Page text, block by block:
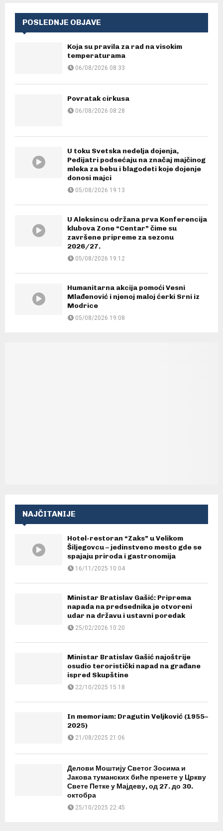
POSLEDNJE OBJAVE
Koja su pravila za rad na visokim
temperaturama
06/08/2026 08:33
Povratak cirkusa
06/08/2026 08:28
U toku Svetska nedelja dojenja,
Pedijatri podsećaju na značaj majčinog
mleka za bebu i blagodeti koje dojenje
donosi majci
05/08/2026 19:13
U Aleksincu održana prva Konferencija
klubova Zone “Centar” čime su
završene pripreme za sezonu
2026/27.
05/08/2026 19:12
Humanitarna akcija pomoći Vesni
Mlađenović i njenoj maloj ćerki Srni iz
Modrice
05/08/2026 19:08
NAJČITANIJE
Hotel-restoran “Zaks” u Velikom
Šiljegovcu – jedinstveno mesto gde se
spajaju priroda i gastronomija
16/11/2025 10:04
Ministar Bratislav Gašić: Priprema
napada na predsednika je otvoreni
udar na državu i ustavni poredak
25/02/2026 10:20
Ministar Bratislav Gašić najoštrije
osudio teroristički napad na građane
ispred Skupštine
22/10/2025 15:18
In memoriam: Dragutin Veljković (1955–
2025)
21/08/2025 21:06
Делови Моштију Светог Зосима и
Јакова туманских биће пренете у Цркву
Свете Петке у Мајдеву, од 27. до 30.
октобра
25/10/2025 22:45